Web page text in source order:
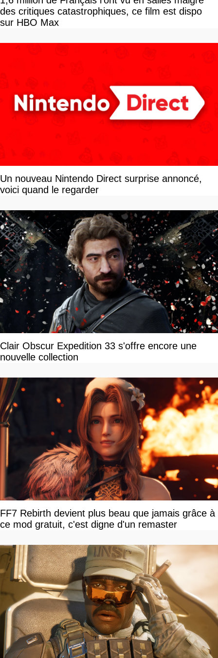
des critiques catastrophiques, ce film est dispo
sur HBO Max
Un nouveau Nintendo Direct surprise annoncé,
voici quand le regarder
Clair Obscur Expedition 33 s'offre encore une
nouvelle collection
FF7 Rebirth devient plus beau que jamais grâce à
ce mod gratuit, c'est digne d'un remaster